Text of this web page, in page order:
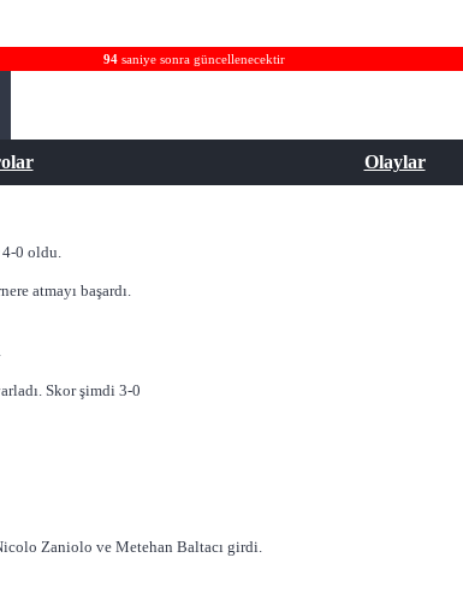
94saniye sonra güncellenecektir
Olaylar
4-0 oldu.
atmayı başardı.
Skor şimdi 3-0
Zaniolo ve Metehan Baltacı girdi.